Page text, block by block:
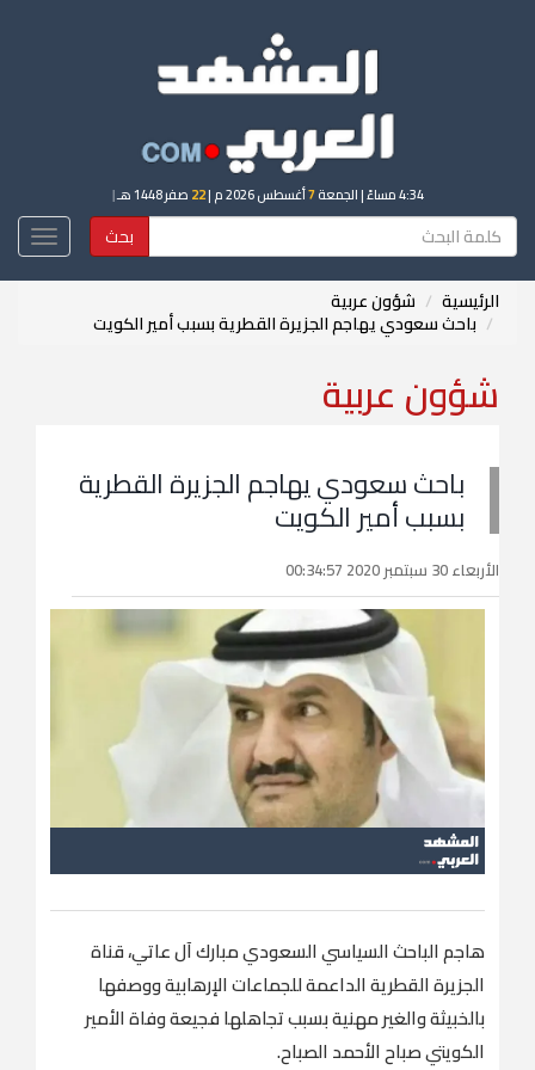
4:34 مساءً | الجمعة7أغسطس 2026 م | 22 صفر 1448 هـ |
بحث
الرئيسية شؤون عربية
باحث سعودي يهاجم الجزيرة القطرية بسبب أمير الكويت
شؤون عربية
باحث سعودي يهاجم الجزيرة القطرية
بسبب أمير الكويت
الأربعاء 30 سبتمبر 2020 00:34:57
هاجم الباحث السياسي السعودي مبارك آل عاتي، قناة
الجزيرة القطرية الداعمة للجماعات الإرهابية ووصفها
بالخبيثة والغير مهنية بسبب تجاهلها فجيعة وفاة الأمير
الكويتي صباح الأحمد الصباح.